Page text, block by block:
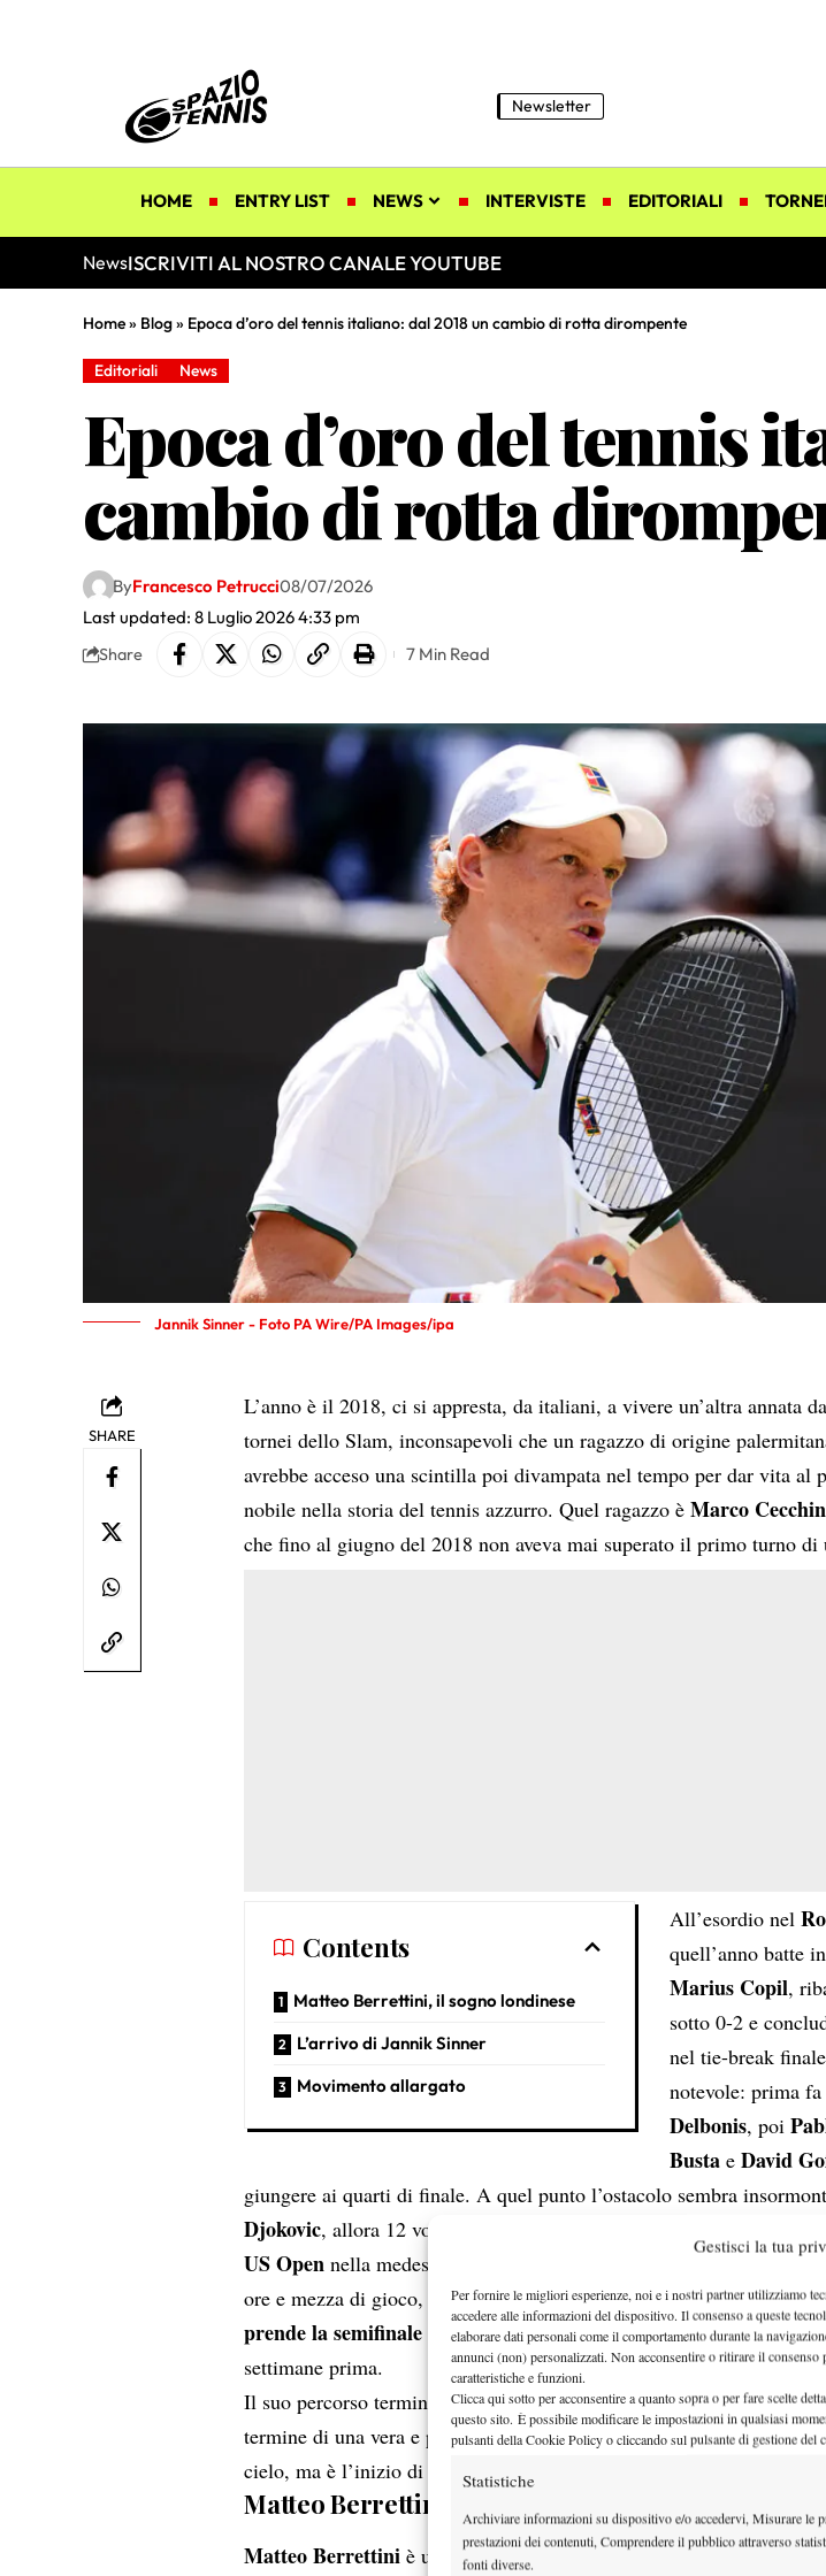
Gestisci la tua
Per fornire le migliori esperienze, noi e i nostri partner utilizziamo
accedere alle informazioni del dispositivo. Il consenso a queste
elaborare dati personali come il comportamento durante la
annunci (non) personalizzati. Non acconsentire o ritirare il consenso
caratteristiche e funzioni.
Clicca qui sotto per acconsentire a quanto sopra o per fare scelte
questo sito. È possibile modificare le impostazioni in qualsiasi
pulsanti della Cookie Policy o cliccando sul pulsante di gestione del
Statistiche
Archiviare informazioni su dispositivo e/o accedervi, Misurare le
prestazioni dei contenuti, Comprendere il pubblico attraverso
fonti diverse.
Newsletter
HOME ENTRY LIST NEWS INTERVISTE EDITORIALI
NewsISCRIVITI AL NOSTRO CANALE YOUTUBE
Home» Blog» Epoca d’oro del tennis italiano: dal 2018 un cambio di rotta dirompente
Editoriali News
Epoca d’oro del tennis
cambio di rotta
Last updated: 8 Luglio 2026 4:33 pm
ByFrancesco Petrucci08/07/2026
Share 7 Min Read
Jannik Sinner - Foto PA Wire/PA Images/ipa
SHARE
L’anno è il 2018, ci si appresta, da italiani, a vivere un’altra annata
tornei dello Slam, inconsapevoli che un ragazzo di origine
avrebbe acceso una scintilla poi divampata nel tempo per dar vita al
nobile nella storia del tennis azzurro. Quel ragazzo èMarco
che fino al giugno del 2018 non aveva mai superato il primo turno di
Contents
Matteo Berrettini, il sogno londinese
L’arrivo di Jannik Sinner
Movimento allargato
All’esordio nel
quell’anno batte
Marius Copil,
sotto 0-2 e
nel tie-break
notevole: prima
Delbonis, poi
Busta eDavid
giungere ai quarti di finale. A quel punto l’ostacolo sembra
Djokovic, allora 12 volte campione Slam e successivo trionfatore a
US Open nella medesima stagione. Il risultato è incredibile: allo
ore e mezza di gioco, con una risposta fulminante Cecchinato
prende la semifinale delRoland Garros, per un traguardo
settimane prima.
Il suo percorso terminerà nel turno successivo, con l’eccellente
termine di una vera e propria battaglia. Non sarà una vittoria o un
cielo, ma è l’inizio di una nuova era.
Matteo Berrettini, il sogno londinese
Matteo Berrettini è un romano classe ’96, che sin dalle sue prime